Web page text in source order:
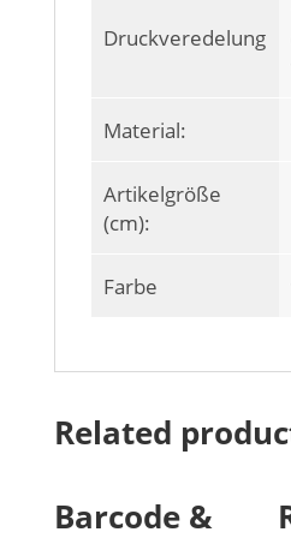
Druckveredelung
Material:
Artikelgröße
(cm):
Farbe
Related
Barcode &